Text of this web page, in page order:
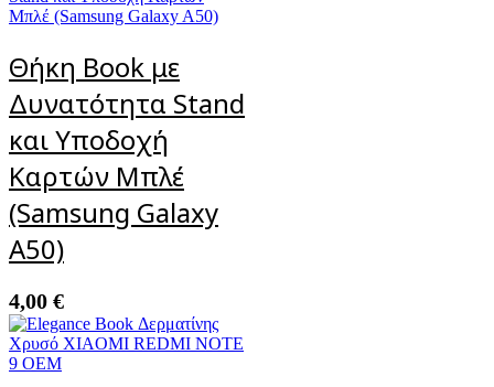
Θήκη Book με
Δυνατότητα Stand
και Υποδοχή
Καρτών Μπλέ
(Samsung Galaxy
A50)
4,00 €